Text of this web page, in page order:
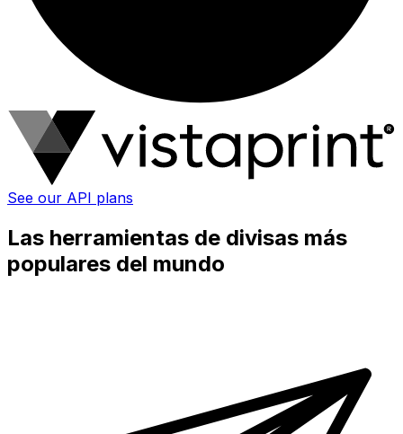
See our API plans
Las herramientas de divisas más
populares del mundo